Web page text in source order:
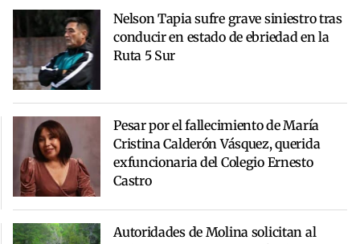
Nelson Tapia sufre grave siniestro tras
conducir en estado de ebriedad en la
Ruta 5 Sur
Pesar por el fallecimiento de María
Cristina Calderón Vásquez, querida
exfuncionaria del Colegio Ernesto
Castro
Autoridades de Molina solicitan al